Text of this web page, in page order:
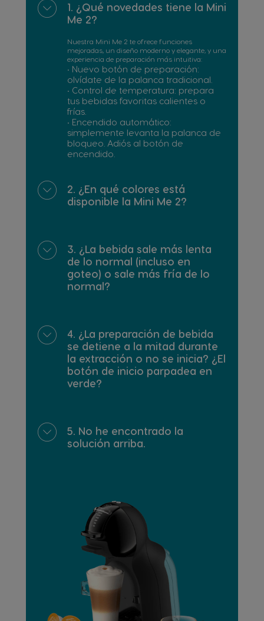
1. ¿Qué novedades tiene la Mini
Me 2?
Nuestra Mini Me 2 te ofrece funciones
mejoradas, un diseño moderno y elegante, y una
experiencia de preparación más intuitiva:
• Nuevo botón de preparación:
olvídate de la palanca tradicional.
• Control de temperatura: prepara
tus bebidas favoritas calientes o
frías.
• Encendido automático:
simplemente levanta la palanca de
bloqueo. Adiós al botón de
encendido.
2. ¿En qué colores está
disponible la Mini Me 2?
3. ¿La bebida sale más lenta
de lo normal (incluso en
goteo) o sale más fría de lo
normal?
4. ¿La preparación de bebida
se detiene a la mitad durante
la extracción o no se inicia? ¿El
botón de inicio parpadea en
verde?
5. No he encontrado la
solución arriba.